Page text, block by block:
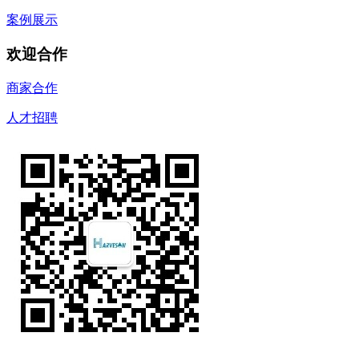
案例展示
欢迎合作
商家合作
人才招聘